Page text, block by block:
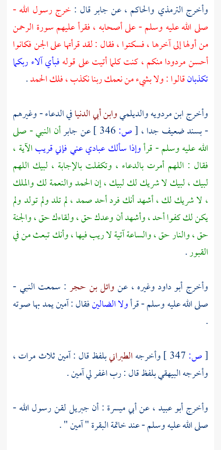
وأخرج الترمذي والحاكم ، عنجابرقال : خرج رسول الله -
صلى الله عليه وسلم - على أصحابه ، فقرأ عليهم سورة الرحمن
من أولها إلى آخرها ، فسكتوا ، فقال : لقد قرأتها على الجن فكانوا
أحسن مردودا منكم ، كنت كلما أتيت على قولهفبأي آلاء ربكما
تكذبانقالوا : ولا بشيء من نعمك ربنا نكذب ، فلك الحمد.
وأخرجابن مردويهوالديلميوابن أبي الدنيافي الدعاء - وغيرهم
- بسند ضعيف جدا ، [ص: عنجابرأن النبي - صلى
الله عليه وسلم - قرأوإذا سألك عبادي عني فإني قريبالآية ،
فقال : اللهم أمرت بالدعاء ، وتكفلت بالإجابة ، لبيك اللهم
لبيك ، لبيك لا شريك لك لبيك ، إن الحمد والنعمة لك والملك
، لا شريك لك ، أشهد أنك فرد أحد صمد ، لم تلد ولم تولد ولم
يكن لك كفوا أحد ، وأشهد أن وعدك حق ، ولقاءك حق ، والجنة
حق ، والنار حق ، والساعة آتية لا ريب فيها ، وأنك تبعث من في
القبور.
وأخرج أبو داودوغيره ، عنوائل بن حجر : سمعت النبي -
صلى الله عليه وسلم - قرأولا الضالينفقال : آمين يمد بها صوته
.
[ص: وأخرجهالطبرانيبلفظ قال : آمين ثلاث مرات ،
وأخرجهالبيهقيبلفظ قال : رب اغفر لي آمين .
وأخرجأبو عبيد، عنأبي ميسرة : أنجبريللقن رسول الله -
صلى الله عليه وسلم - عند خاتمة البقرة " آمين " .